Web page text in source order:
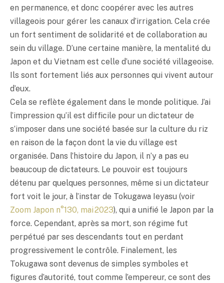
en permanence, et donc coopérer avec les autres
villageois pour gérer les canaux d’irrigation. Cela crée
un fort sentiment de solidarité et de collaboration au
sein du village. D’une certaine manière, la mentalité du
Japon et du Vietnam est celle d’une société villageoise.
Ils sont fortement liés aux personnes qui vivent autour
d’eux.
Cela se reflète également dans le monde politique. J’ai
l’impression qu’il est difficile pour un dictateur de
s’imposer dans une société basée sur la culture du riz
en raison de la façon dont la vie du village est
organisée. Dans l’histoire du Japon, il n’y a pas eu
beaucoup de dictateurs. Le pouvoir est toujours
détenu par quelques personnes, même si un dictateur
fort voit le jour, à l’instar de Tokugawa Ieyasu (voir
Zoom Japon n°130, mai 2023), qui a unifié le Japon par la
force. Cependant, après sa mort, son régime fut
perpétué par ses descendants tout en perdant
progressivement le contrôle. Finalement, les
Tokugawa sont devenus de simples symboles et
figures d’autorité, tout comme l’empereur, ce sont des